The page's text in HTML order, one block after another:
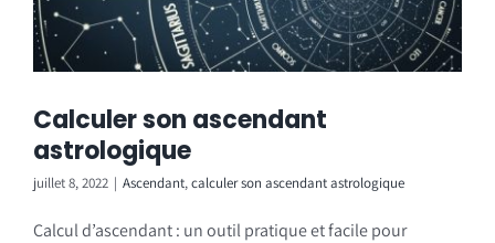
Calculer son ascendant
astrologique
juillet 8, 2022 | Ascendant,calculer son ascendant astrologique
Calcul d’ascendant : un outil pratique et facile pour